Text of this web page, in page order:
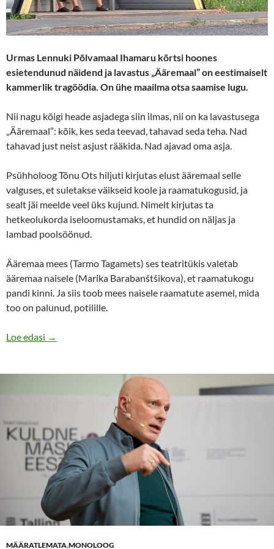
Urmas Lennuki Põlvamaal Ihamaru kõrtsi hoones
esietendunud näidend ja lavastus „Ääremaal” on eestimaiselt
kammerlik tragöödia. On ühe maailma otsa saamise lugu.
Nii nagu kõigi heade asjadega siin ilmas, nii on ka lavastusega
„Ääremaal”: kõik, kes seda teevad, tahavad seda teha. Nad
tahavad just neist asjust rääkida. Nad ajavad oma asja.
Psühholoog Tõnu Ots hiljuti kirjutas elust ääremaal selle
valguses, et suletakse väikseid koole ja raamatukogusid, ja
sealt jäi meelde veel üks kujund. Nimelt kirjutas ta
hetkeolukorda iseloomustamaks, et hundid on näljas ja
lambad poolsöönud.
Ääremaa mees (Tarmo Tagamets) ses teatritükis valetab
ääremaa naisele (Marika Barabanštšikova), et raamatukogu
pandi kinni. Ja siis toob mees naisele raamatute asemel, mida
too on palunud, potilille.
Loe edasi „Ääremaal” – kandke maha see planeet?
→
MÄÄRATLEMATA,MONOLOOG